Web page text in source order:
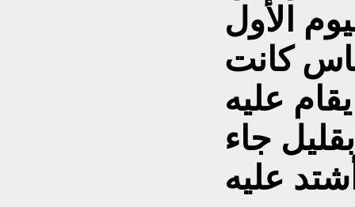
الأول
كانت
عليه
جاء
عليه